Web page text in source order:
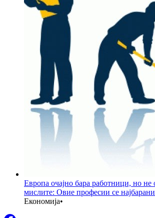
Европа очајно бара работници, но
мислите: Овие професии се
Економија•